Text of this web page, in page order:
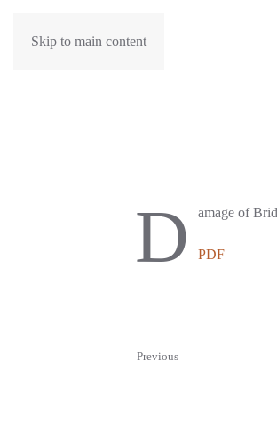
Skip to main content
D amage of
PDF
Previous